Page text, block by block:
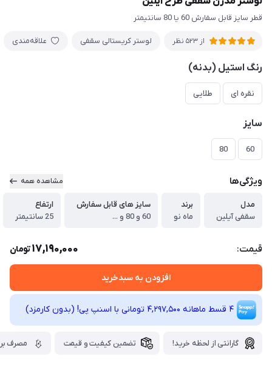
قطر سایز قابل سفارش 60 یا 80 سانتیمتر
از 523 نظر لوستر کریستالی سقفی علاقه‌مندی
رنگ استیل (بدنه)
نقره ای طلایی
سایز
60
80
ویژگی‌ها مشاهده همه
مدل
سقفی آیلین
برند
ماه نو
سایز های قابل سفارش
60 و 80 و ...
ارتفاع
25 سانتیمتر
قیمت: 17,190,000تومان
افزودن به سبدخرید
4 قسط ماهانه 4,297,500 تومانی با اسنپ ‌پی! (بدون کارمزد)
گارانتی از لحظه خرید! تضمین کیفیت و قیمت مصرف